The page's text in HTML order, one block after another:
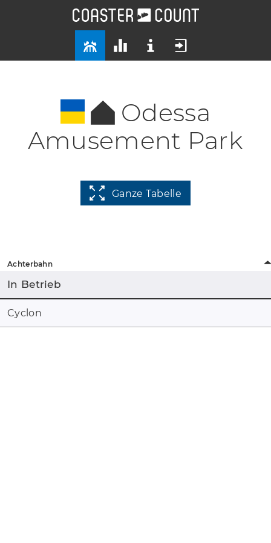
Odessa
Amusement Park
Ganze Tabelle
Achterbahn
In Betrieb
Cyclon